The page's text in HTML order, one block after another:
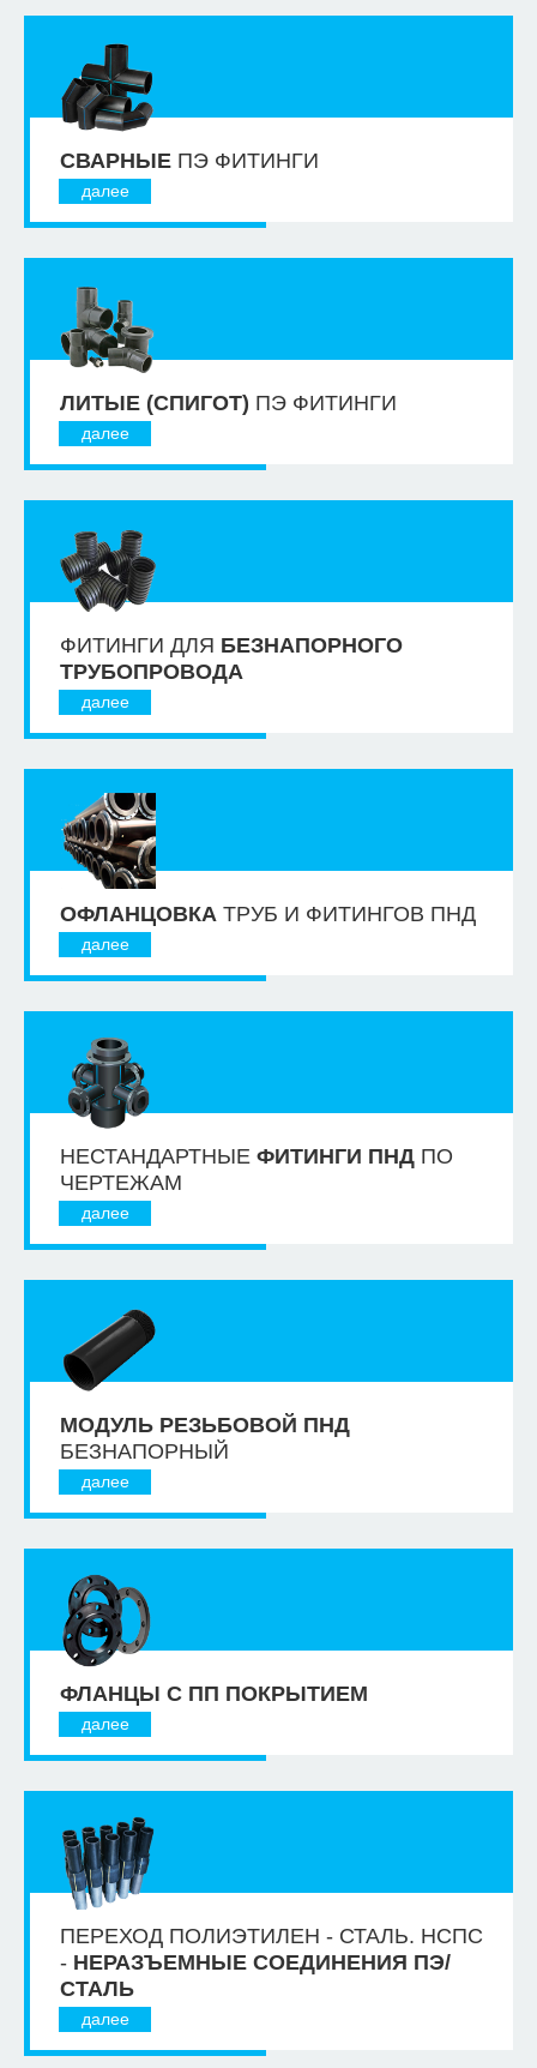
СВАРНЫЕ ПЭ ФИТИНГИ
далее
ЛИТЫЕ (СПИГОТ) ПЭ ФИТИНГИ
далее
ФИТИНГИ ДЛЯ БЕЗНАПОРНОГО
ТРУБОПРОВОДА
далее
ОФЛАНЦОВКА ТРУБ И ФИТИНГОВ ПНД
далее
НЕСТАНДАРТНЫЕ ФИТИНГИ ПНД ПО
ЧЕРТЕЖАМ
далее
МОДУЛЬ РЕЗЬБОВОЙ ПНД
БЕЗНАПОРНЫЙ
далее
ФЛАНЦЫ С ПП ПОКРЫТИЕМ
далее
ПЕРЕХОД ПОЛИЭТИЛЕН - СТАЛЬ. НСПС
- НЕРАЗЪЕМНЫЕ СОЕДИНЕНИЯ ПЭ/
СТАЛЬ
далее